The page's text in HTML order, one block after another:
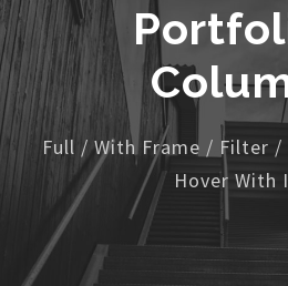
Full / With Frame / Filter
Hover With